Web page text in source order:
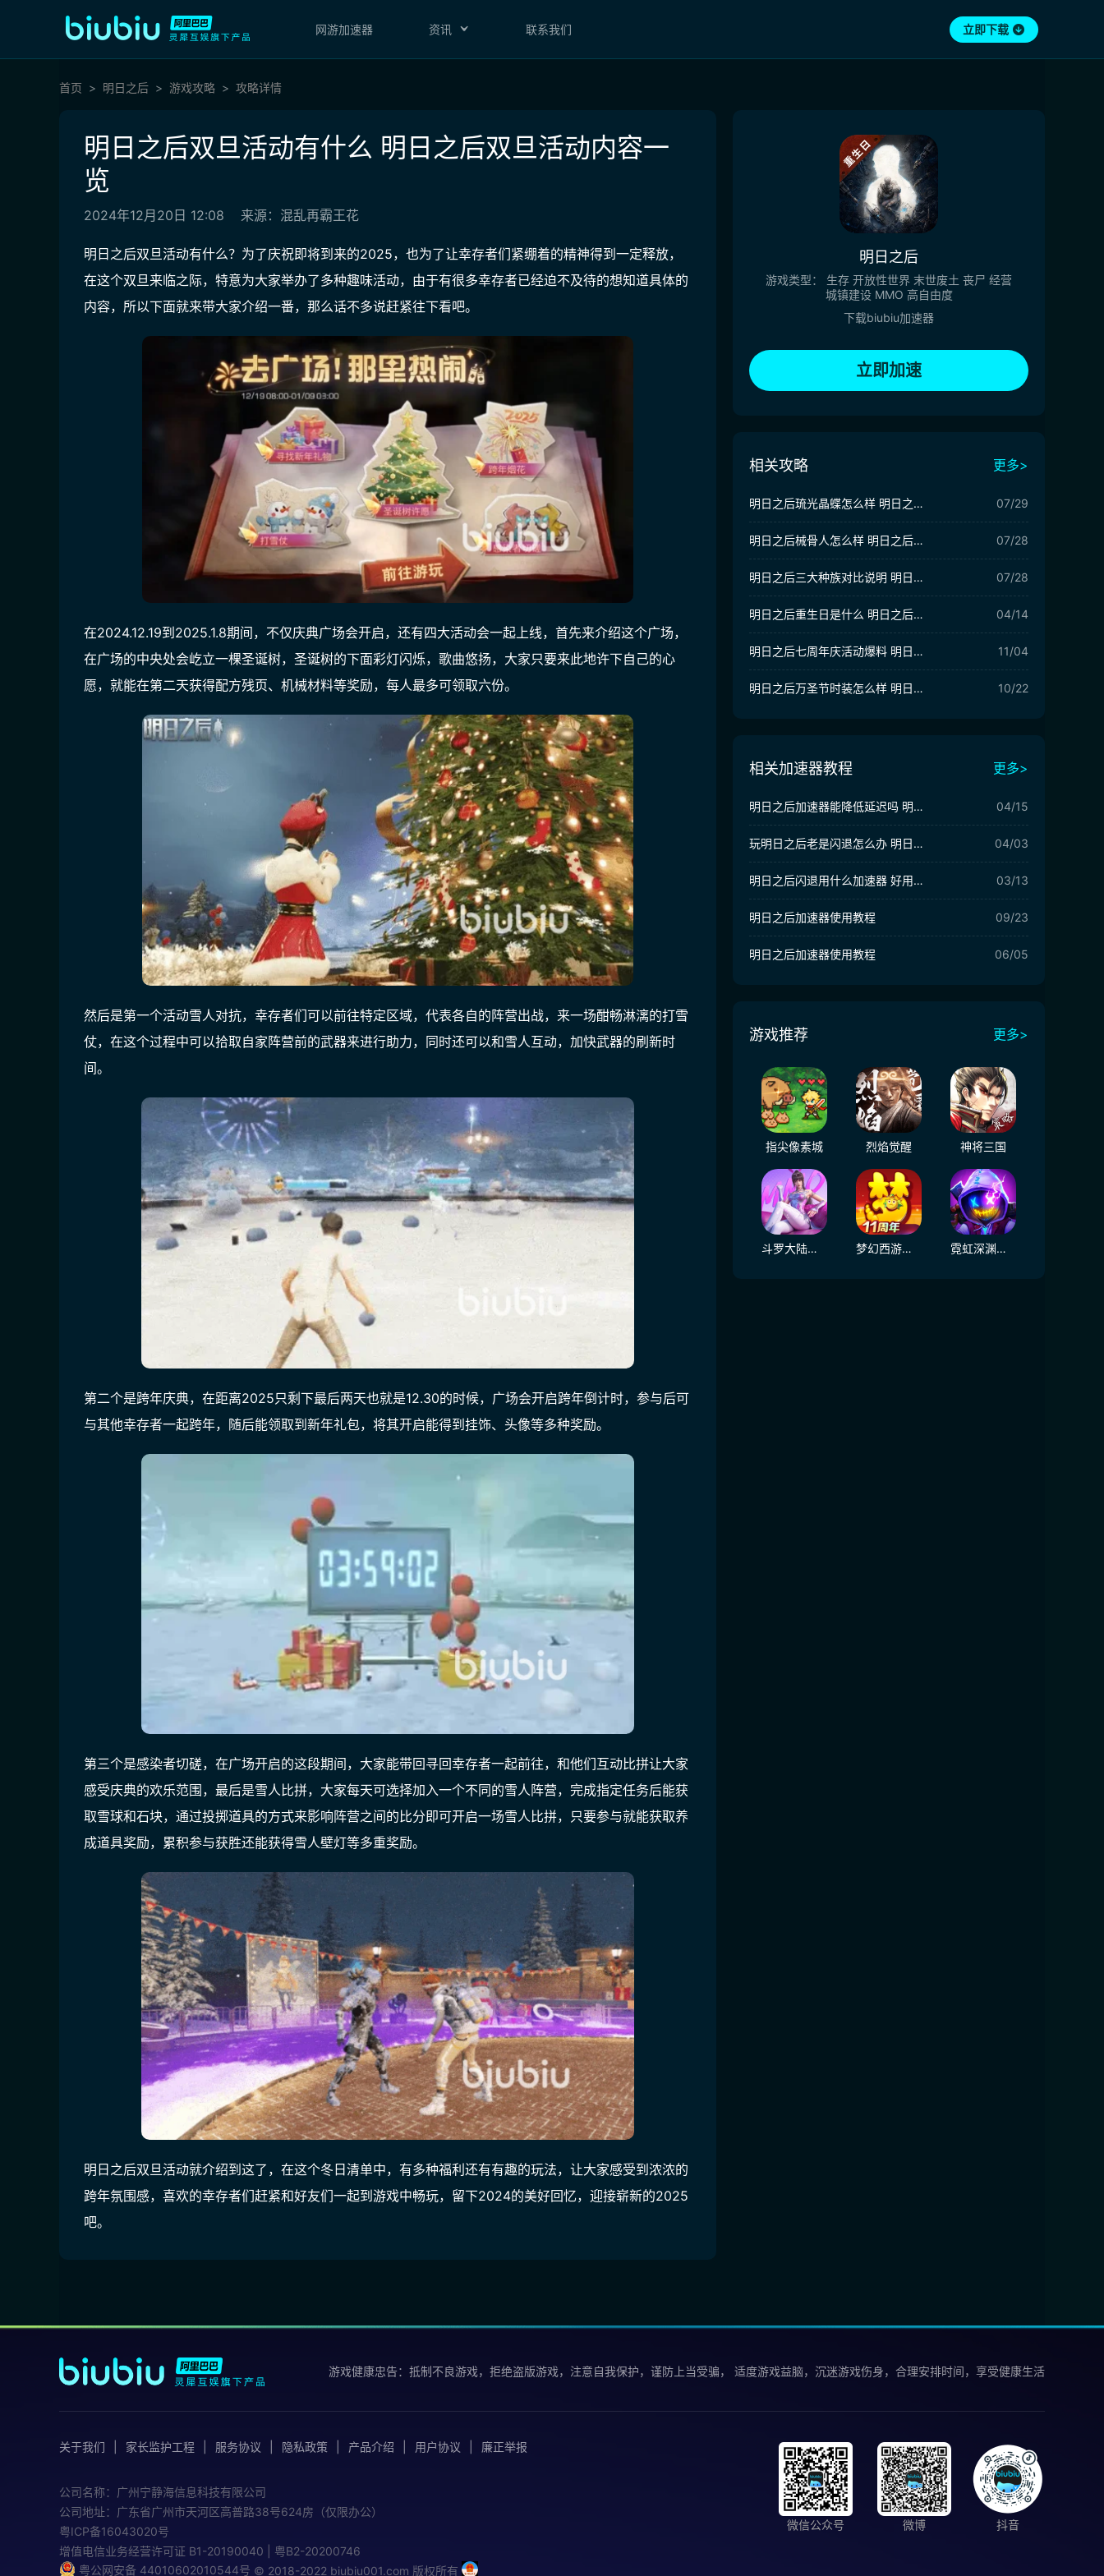
网游加速器 资讯 联系我们 立即下载
首页 明日之后 游戏攻略 攻略详情
明日之后双旦活动有什么 明日之后双旦活动内容一
览
2024年12月20日 12:08 来源：混乱再霸王花
明日之后双旦活动有什么？为了庆祝即将到来的2025，也为了让幸存者们紧绷着的精神得到一定释放，
在这个双旦来临之际，特意为大家举办了多种趣味活动，由于有很多幸存者已经迫不及待的想知道具体的
内容，所以下面就来带大家介绍一番，那么话不多说赶紧往下看吧。
在2024.12.19到2025.1.8期间，不仅庆典广场会开启，还有四大活动会一起上线，首先来介绍这个广场，
在广场的中央处会屹立一棵圣诞树，圣诞树的下面彩灯闪烁，歌曲悠扬，大家只要来此地许下自己的心
愿，就能在第二天获得配方残页、机械材料等奖励，每人最多可领取六份。
然后是第一个活动雪人对抗，幸存者们可以前往特定区域，代表各自的阵营出战，来一场酣畅淋漓的打雪
仗，在这个过程中可以拾取自家阵营前的武器来进行助力，同时还可以和雪人互动，加快武器的刷新时
间。
第二个是跨年庆典，在距离2025只剩下最后两天也就是12.30的时候，广场会开启跨年倒计时，参与后可
与其他幸存者一起跨年，随后能领取到新年礼包，将其开启能得到挂饰、头像等多种奖励。
第三个是感染者切磋，在广场开启的这段期间，大家能带回寻回幸存者一起前往，和他们互动比拼让大家
感受庆典的欢乐范围，最后是雪人比拼，大家每天可选择加入一个不同的雪人阵营，完成指定任务后能获
取雪球和石块，通过投掷道具的方式来影响阵营之间的比分即可开启一场雪人比拼，只要参与就能获取养
成道具奖励，累积参与获胜还能获得雪人壁灯等多重奖励。
明日之后双旦活动就介绍到这了，在这个冬日清单中，有多种福利还有有趣的玩法，让大家感受到浓浓的
跨年氛围感，喜欢的幸存者们赶紧和好友们一起到游戏中畅玩，留下2024的美好回忆，迎接崭新的2025
吧。
明日之后
游戏类型： 生存 开放性世界 末世废土 丧尸 经营
城镇建设 MMO 高自由度
下载biubiu加速器
立即加速
相关攻略 更多>
明日之后琉光晶蝶怎么样 明日之后琉光晶蝶介绍 07/29
明日之后械骨人怎么样 明日之后新种族械骨人​介绍 07/28
明日之后三大种族对比说明 明日之后三大种族介绍 07/28
明日之后重生日是什么 明日之后重生日介绍 04/14
明日之后七周年庆活动爆料 明日之后七周年庆活动介绍 11/04
明日之后万圣节时装怎么样 明日之后2025万圣节活动前瞻​ 10/22
相关加速器教程 更多>
明日之后加速器能降低延迟吗 明日之后加速器推荐 04/15
玩明日之后老是闪退怎么办 明日之后加速软件哪个好 04/03
明日之后闪退用什么加速器 好用的明日之后加速器推荐 03/13
明日之后加速器使用教程 09/23
明日之后加速器使用教程 06/05
游戏推荐 更多>
指尖像素城 烈焰觉醒 神将三国
斗罗大陆：猎魂世界 梦幻西游（大陆服） 霓虹深渊：无限
游戏健康忠告：抵制不良游戏，拒绝盗版游戏，注意自我保护，谨防上当受骗， 适度游戏益脑，沉迷游戏伤身，合理安排时间，享受健康生活
关于我们 家长监护工程 服务协议 隐私政策 产品介绍 用户协议 廉正举报
微信公众号 微博 抖音
公司名称：广州宁静海信息科技有限公司
公司地址：广东省广州市天河区高普路38号624房（仅限办公）
粤ICP备16043020号
增值电信业务经营许可证 B1-20190040 | 粤B2-20200746
粤公网安备 44010602010544号 © 2018-2022 biubiu001.com 版权所有